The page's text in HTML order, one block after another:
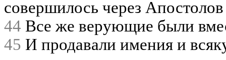
совершилось через
44 Все же верующие были
45 И продавали имения и